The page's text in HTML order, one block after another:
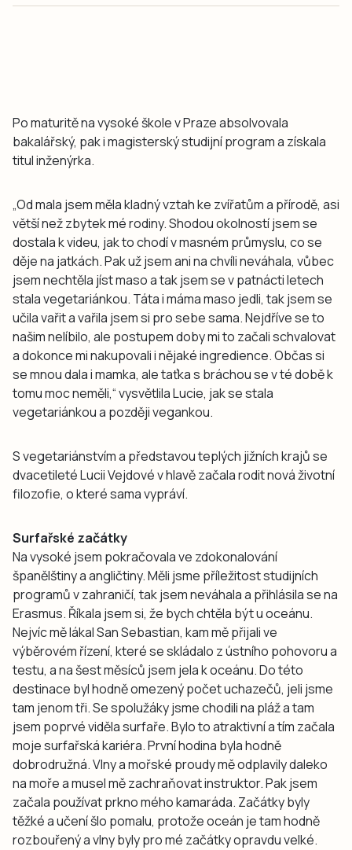
Po maturitě na vysoké škole v Praze absolvovala
bakalářský, pak i magisterský studijní program a získala
titul inženýrka.
„Od mala jsem měla kladný vztah ke zvířatům a přírodě, asi
větší než zbytek mé rodiny. Shodou okolností jsem se
dostala k videu, jak to chodí v masném průmyslu, co se
děje na jatkách. Pak už jsem ani na chvíli neváhala, vůbec
jsem nechtěla jíst maso a tak jsem se v patnácti letech
stala vegetariánkou. Táta i máma maso jedli, tak jsem se
učila vařit a vařila jsem si pro sebe sama. Nejdříve se to
našim nelíbilo, ale postupem doby mi to začali schvalovat
a dokonce mi nakupovali i nějaké ingredience. Občas si
se mnou dala i mamka, ale taťka s bráchou se v té době k
tomu moc neměli,“ vysvětlila Lucie, jak se stala
vegetariánkou a později vegankou.
S vegetariánstvím a představou teplých jižních krajů se
dvacetileté Lucii Vejdové v hlavě začala rodit nová životní
filozofie, o které sama vypráví.
Surfařské začátky
Na vysoké jsem pokračovala ve zdokonalování
španělštiny a angličtiny. Měli jsme příležitost studijních
programů v zahraničí, tak jsem neváhala a přihlásila se na
Erasmus. Říkala jsem si, že bych chtěla být u oceánu.
Nejvíc mě lákal San Sebastian, kam mě přijali ve
výběrovém řízení, které se skládalo z ústního pohovoru a
testu, a na šest měsíců jsem jela k oceánu. Do této
destinace byl hodně omezený počet uchazečů, jeli jsme
tam jenom tři. Se spolužáky jsme chodili na pláž a tam
jsem poprvé viděla surfaře. Bylo to atraktivní a tím začala
moje surfařská kariéra. První hodina byla hodně
dobrodružná. Vlny a mořské proudy mě odplavily daleko
na moře a musel mě zachraňovat instruktor. Pak jsem
začala používat prkno mého kamaráda. Začátky byly
těžké a učení šlo pomalu, protože oceán je tam hodně
rozbouřený a vlny byly pro mé začátky opravdu velké.